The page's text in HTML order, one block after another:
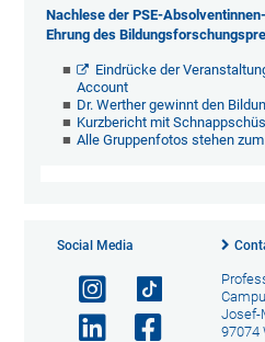
Nachlese der PSE-
Ehrung des
Eindrücke der
Account
Dr. Werther gewinnt den
Kurzbericht mit
Alle Gruppenfotos stehen
Social Media
Josef-
97074